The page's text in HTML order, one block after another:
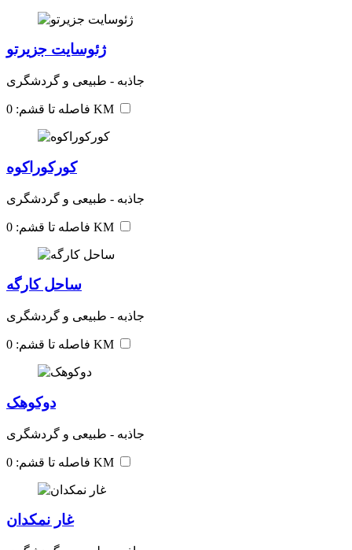
ژئوسایت جزیرتو
جاذبه - طبیعی و گردشگری
فاصله تا قشم: 0 KM
کورکوراکوه
جاذبه - طبیعی و گردشگری
فاصله تا قشم: 0 KM
ساحل کارگه
جاذبه - طبیعی و گردشگری
فاصله تا قشم: 0 KM
دوکوهک
جاذبه - طبیعی و گردشگری
فاصله تا قشم: 0 KM
غار نمکدان